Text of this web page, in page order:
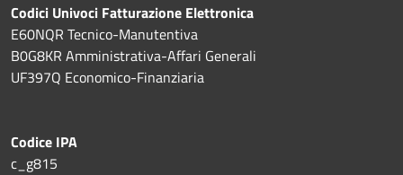
Codici Univoci Fatturazione Elettronica
E60NQR Tecnico-Manutentiva
B0G8KR Amministrativa-Affari Generali
UF397Q Economico-Finanziaria
Codice IPA
c_g815